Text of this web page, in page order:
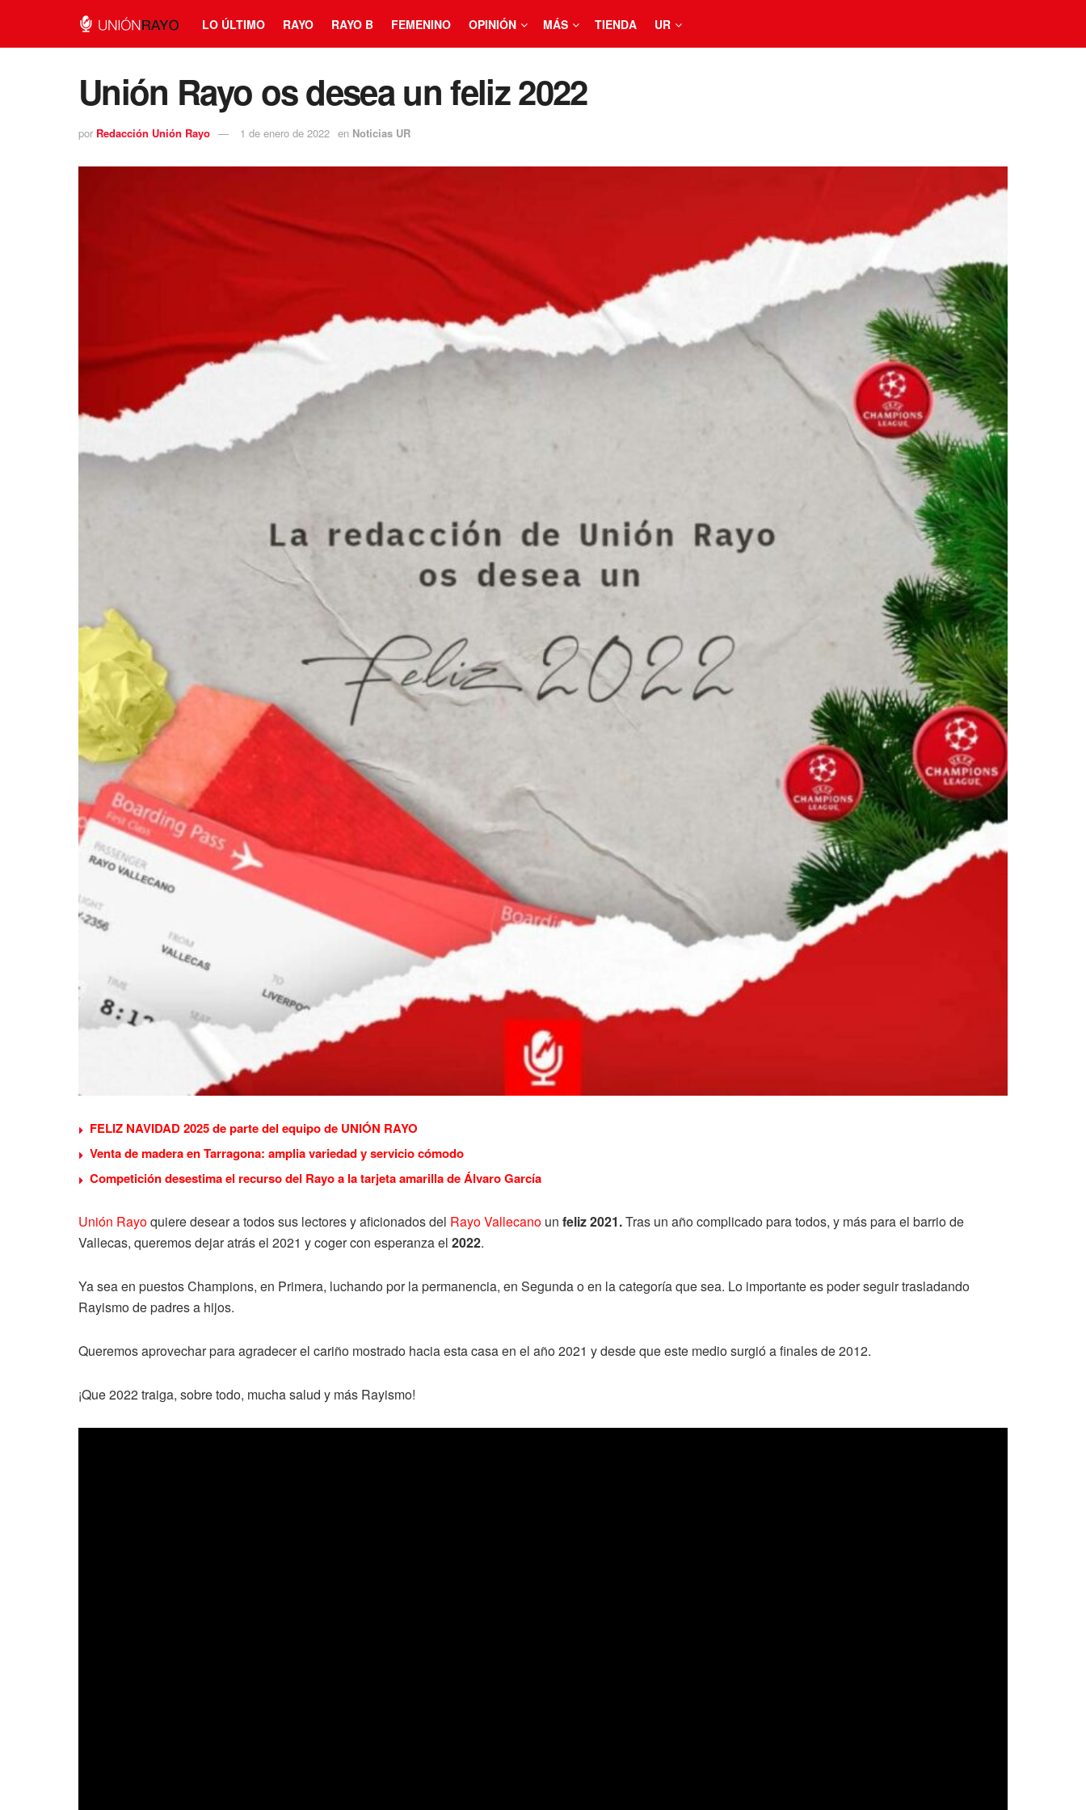
LO ÚLTIMO RAYO RAYO B FEMENINO OPINIÓN MÁS TIENDA UR
Unión Rayo os desea un feliz 2022
por Redacción Unión Rayo 1 de enero de 2022 en Noticias UR
FELIZ NAVIDAD 2025 de parte del equipo de UNIÓN RAYO
Venta de madera en Tarragona: amplia variedad y servicio cómodo
Competición desestima el recurso del Rayo a la tarjeta amarilla de Álvaro García
Unión Rayoquiere desear a todos sus lectores y aficionados del Rayo Vallecano un feliz 2021.Tras un año complicado para todos, y más para el barrio de
Vallecas, queremos dejar atrás el 2021 y coger con esperanza el 2022.
Ya sea en puestos Champions, en Primera, luchando por la permanencia, en Segunda o en la categoría que sea. Lo importante es poder seguir trasladando
Rayismo de padres a hijos.
Queremos aprovechar para agradecer el cariño mostrado hacia esta casa en el año 2021 y desde que este medio surgió a finales de 2012.
¡Que 2022 traiga, sobre todo, mucha salud y más Rayismo!